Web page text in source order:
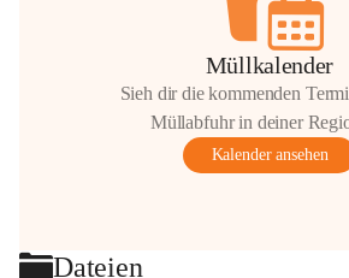
Müllkalender
Sieh dir die kommenden
Müllabfuhr in deiner
Kalender ansehen
Dateien